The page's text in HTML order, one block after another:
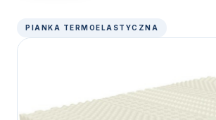
PIANKA TERMOELASTYCZNA